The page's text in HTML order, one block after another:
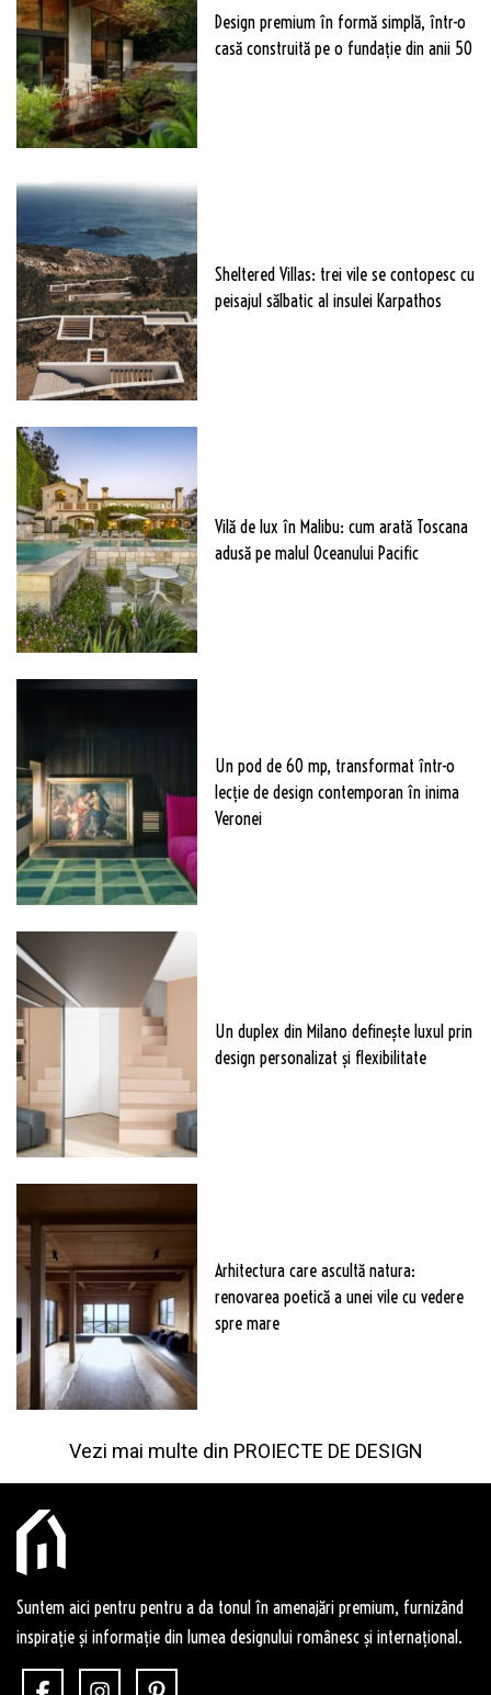
Design premium în formă simplă, într-o
casă construită pe o fundație din anii 50
Sheltered Villas: trei vile se contopesc cu
peisajul sălbatic al insulei Karpathos
Vilă de lux în Malibu: cum arată Toscana
adusă pe malul Oceanului Pacific
Un pod de 60 mp, transformat într-o
lecție de design contemporan în inima
Veronei
Un duplex din Milano definește luxul prin
design personalizat și flexibilitate
Arhitectura care ascultă natura:
renovarea poetică a unei vile cu vedere
spre mare
Vezi mai multe din PROIECTE DE DESIGN
Suntem aici pentru pentru a da tonul în amenajări premium, furnizând
inspirație și informație din lumea designului românesc și internațional.